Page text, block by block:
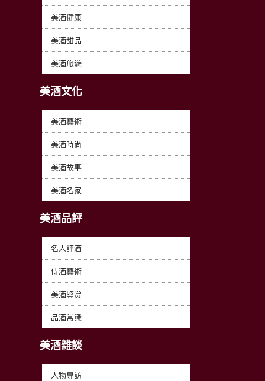
美酒健康
美酒甜品
美酒旅遊
美酒文化
美酒藝術
美酒時尚
美酒故事
美酒名家
美酒品評
名人評酒
侍酒藝術
美酒鉴赏
品酒常識
美酒雜談
人物專訪